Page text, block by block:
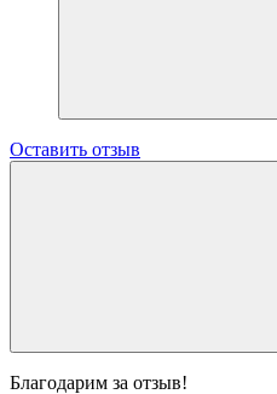
Оставить отзыв
Благодарим за отзыв!